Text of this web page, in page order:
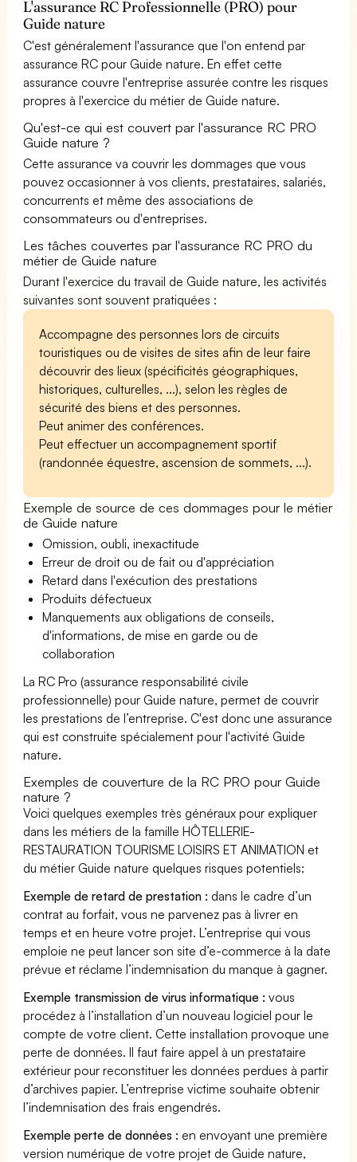
L'assurance RC Professionnelle (PRO) pour
Guide nature
C'est généralement l'assurance que l'on entend par
assurance RC pour Guide nature. En effet cette
assurance couvre l'entreprise assurée contre les risques
propres à l'exercice du métier de Guide nature.
Qu'est-ce qui est couvert par l'assurance RC PRO
Guide nature ?
Cette assurance va couvrir les dommages que vous
pouvez occasionner à vos clients, prestataires, salariés,
concurrents et même des associations de
consommateurs ou d'entreprises.
Les tâches couvertes par l'assurance RC PRO du
métier de Guide nature
Durant l'exercice du travail de Guide nature, les activités
suivantes sont souvent pratiquées :
Accompagne des personnes lors de circuits
touristiques ou de visites de sites afin de leur faire
découvrir des lieux (spécificités géographiques,
historiques, culturelles, ...), selon les règles de
sécurité des biens et des personnes.
Peut animer des conférences.
Peut effectuer un accompagnement sportif
(randonnée équestre, ascension de sommets, ...).
Exemple de source de ces dommages pour le métier
de Guide nature
Omission, oubli, inexactitude
Erreur de droit ou de fait ou d'appréciation
Retard dans l'exécution des prestations
Produits défectueux
Manquements aux obligations de conseils,
d'informations, de mise en garde ou de
collaboration
La RC Pro (assurance responsabilité civile
professionnelle) pour Guide nature, permet de couvrir
les prestations de l’entreprise. C'est donc une assurance
qui est construite spécialement pour l'activité Guide
nature.
Exemples de couverture de la RC PRO pour Guide
nature ?
Voici quelques exemples très généraux pour expliquer
dans les métiers de la famille HÔTELLERIE-
RESTAURATION TOURISME LOISIRS ET ANIMATION et
du métier Guide nature quelques risques potentiels:
Exemple de retard de prestation : dans le cadre d’un
contrat au forfait, vous ne parvenez pas à livrer en
temps et en heure votre projet. L’entreprise qui vous
emploie ne peut lancer son site d’e-commerce à la date
prévue et réclame l’indemnisation du manque à gagner.
Exemple transmission de virus informatique : vous
procédez à l’installation d’un nouveau logiciel pour le
compte de votre client. Cette installation provoque une
perte de données. Il faut faire appel à un prestataire
extérieur pour reconstituer les données perdues à partir
d’archives papier. L’entreprise victime souhaite obtenir
l’indemnisation des frais engendrés.
Exemple perte de données : en envoyant une première
version numérique de votre projet de Guide nature,